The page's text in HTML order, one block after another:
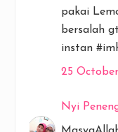
pakai
bersalah
instan
25
Nyi